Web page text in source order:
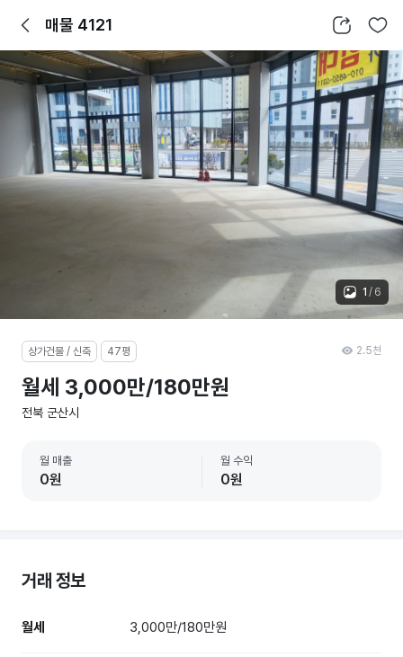
뒤로가기매물 4121 공유하기 찜하기
1 / 6
상가건물 / 신축 47평
월세 3,000만/180만원
전북 군산시
월 매출
0원
월 수익
0원
2.5천
거래 정보
월세 3,000만/180만원